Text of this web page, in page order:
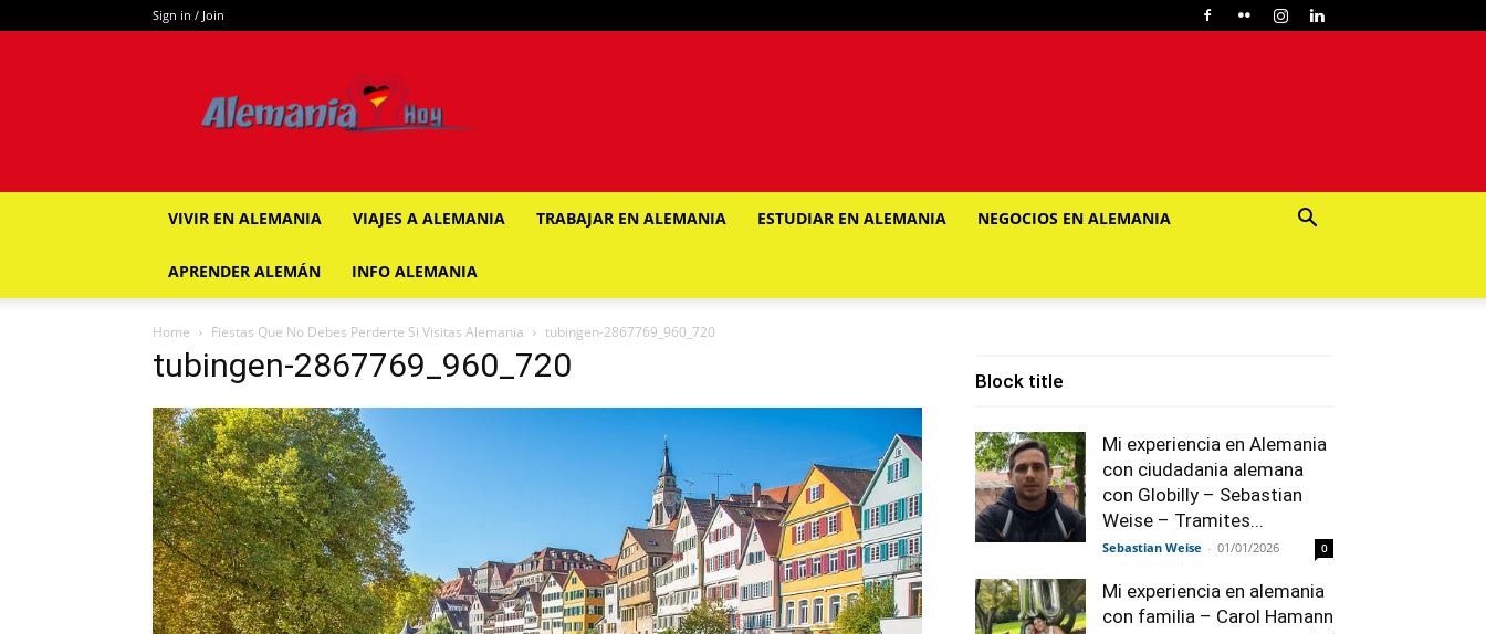
Sign in / Join
ALEMANIA
HOY
VIVIR EN ALEMANIA VIAJES A ALEMANIA TRABAJAR EN ALEMANIA ESTUDIAR EN ALEMANIA NEGOCIOS EN ALEMANIA
APRENDER ALEMÁN INFO ALEMANIA
Home Fiestas Que No Debes Perderte Si Visitas Alemania tubingen-2867769_960_720
tubingen-2867769_960_720 Block title
Mi experiencia en Alemania
con ciudadania alemana
con Globilly – Sebastian
Weise – Tramites...
Sebastian Weise - 01/01/2026 0
Mi experiencia en alemania
con familia – Carol Hamann